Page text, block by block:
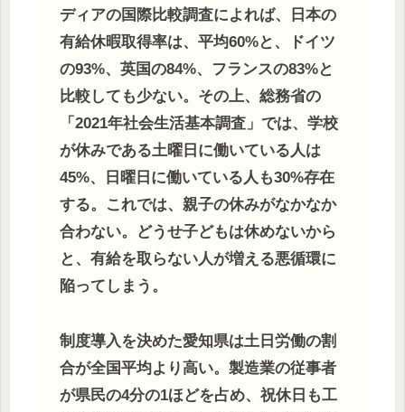
ディアの国際比較調査によれば、日本の
有給休暇取得率は、平均60%と、ドイツ
の93%、英国の84%、フランスの83%と
比較しても少ない。その上、総務省の
「2021年社会生活基本調査」では、学校
が休みである土曜日に働いている人は
45%、日曜日に働いている人も30%存在
する。これでは、親子の休みがなかなか
合わない。どうせ子どもは休めないから
と、有給を取らない人が増える悪循環に
陥ってしまう。
制度導入を決めた愛知県は土日労働の割
合が全国平均より高い。製造業の従事者
が県民の4分の1ほどを占め、祝休日も工